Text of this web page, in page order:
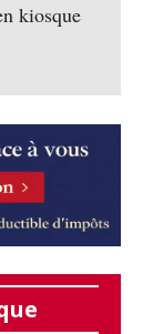
kiosque